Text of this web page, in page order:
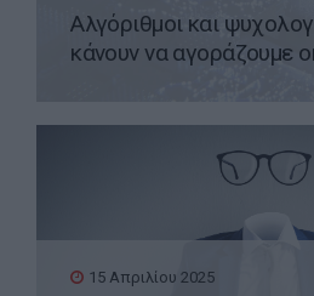
Αλγόριθμοι και
κάνουν να αγοράζουμε
15 Απριλίου 2025